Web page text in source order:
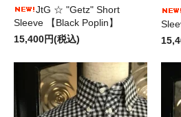
JtG ☆ "Getz" Short
Sleeve 【Black Poplin】
15,400円(税込)